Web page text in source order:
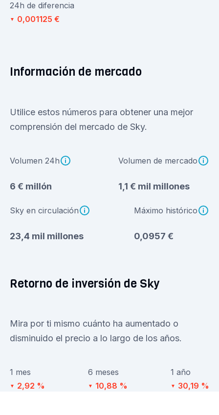
24h de diferencia
▼ 0,001125 €
Información de mercado
Utilice estos números para obtener una mejor
comprensión del mercado de Sky.
Volumen 24h
6 € millón
Volumen de mercado
1,1 € mil millones
Sky en circulación
23,4 mil millones
Máximo histórico
0,0957 €
Retorno de inversión de Sky
Mira por ti mismo cuánto ha aumentado o
disminuido el precio a lo largo de los años.
1 mes
▼ 2,92 %
6 meses
▼ 10,88 %
1 año
▼ 30,19 %